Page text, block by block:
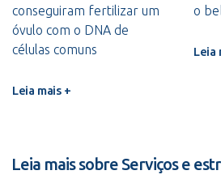
conseguiram fertilizar um
óvulo com o DNA de
células comuns
Leia mais +
o
Leia
Leia mais sobre Serviços e